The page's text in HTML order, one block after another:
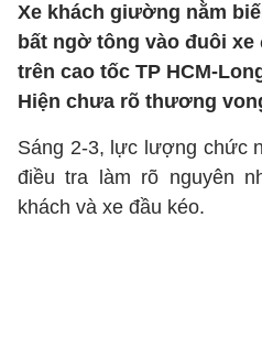
Xe khách giường nằm
bất ngờ tông vào đuôi
trên cao tốc TP HCM-
Hiện chưa rõ thương
Sáng 2-3, lực lượng chức
điều tra làm rõ nguyên
khách và xe đầu kéo.